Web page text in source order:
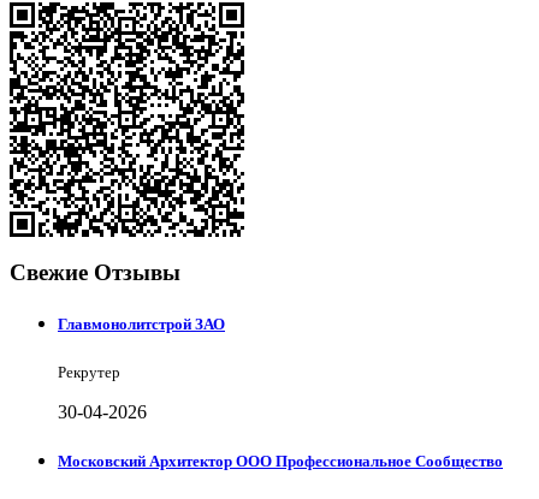
Свежие Отзывы
Главмонолитстрой ЗАО
Рекрутер
30-04-2026
Московский Архитектор ООО Профессиональное Сообщество